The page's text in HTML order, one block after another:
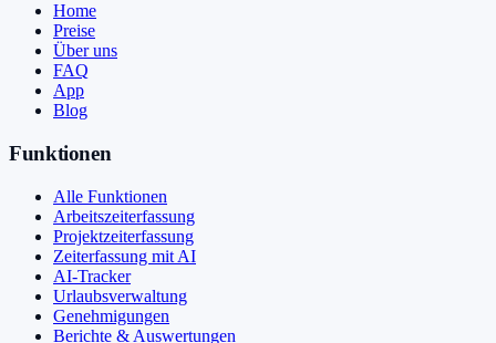
Home
Preise
Über uns
FAQ
App
Blog
Funktionen
Alle Funktionen
Arbeitszeiterfassung
Projektzeiterfassung
Zeiterfassung mit AI
AI-Tracker
Urlaubsverwaltung
Genehmigungen
Berichte & Auswertungen